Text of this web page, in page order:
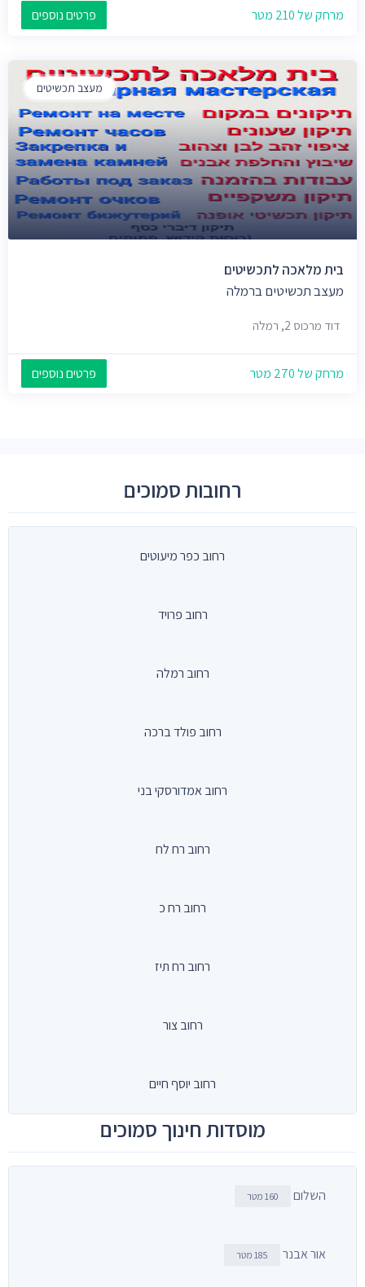
מרחק של 210 מטר פרטים נוספים
מעצב תכשיטים
בית מלאכה לתכשיטים
מעצב תכשיטים ברמלה
דוד מרכוס 2, רמלה
מרחק של 270 מטר פרטים נוספים
רחובות סמוכים
רחוב כפר מיעוטים
רחוב פרויד
רחוב רמלה
רחוב פולד ברכה
רחוב אמדורסקי בני
רחוב רח לח
רחוב רח כ
רחוב רח תיז
רחוב צור
רחוב יוסף חיים
מוסדות חינוך סמוכים
השלום 160 מטר
אור אבנר 185 מטר